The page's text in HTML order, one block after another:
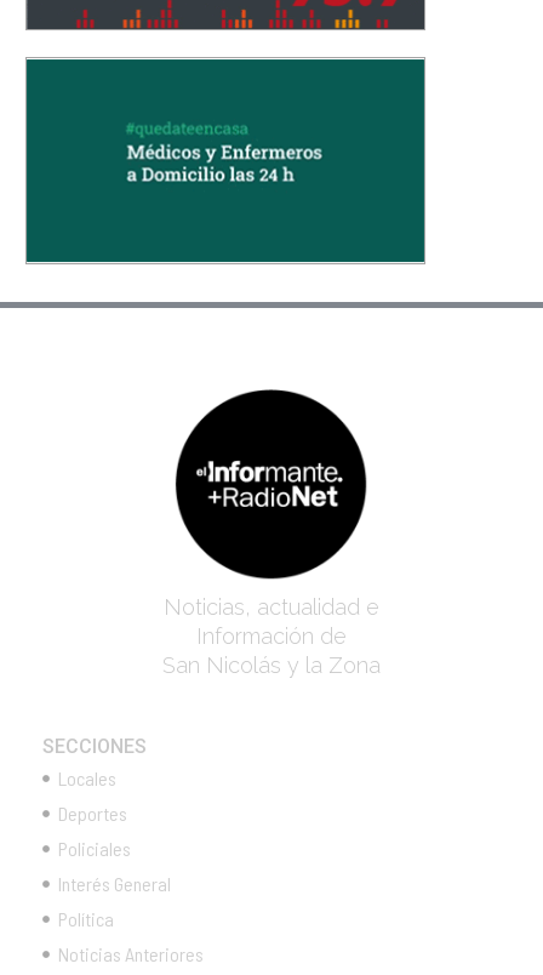
Noticias, actualidad e
Información de
San Nicolás y la Zona
SECCIONES
Locales
Deportes
Policiales
Interés General
Política
Noticias Anteriores